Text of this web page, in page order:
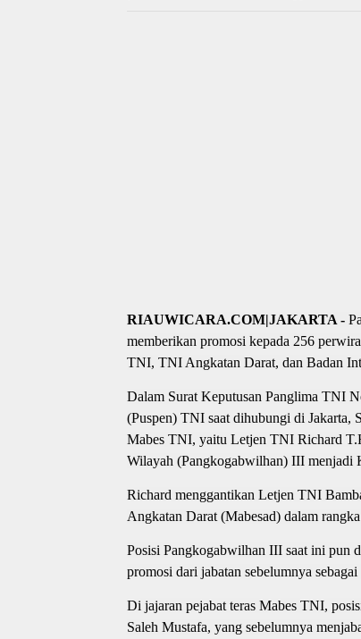
RIAUWICARA.COM|JAKARTA -
memberikan promosi kepada 256
TNI, TNI Angkatan Darat, dan Badan
Dalam Surat Keputusan Panglima TNI
(Puspen) TNI saat dihubungi di Jakarta,
Mabes TNI, yaitu Letjen TNI Richard
Wilayah (Pangkogabwilhan) III menjadi
Richard menggantikan Letjen TNI
Angkatan Darat (Mabesad) dalam
Posisi Pangkogabwilhan III saat ini pun
promosi dari jabatan sebelumnya
Di jajaran pejabat teras Mabes TNI,
Saleh Mustafa, yang sebelumnya